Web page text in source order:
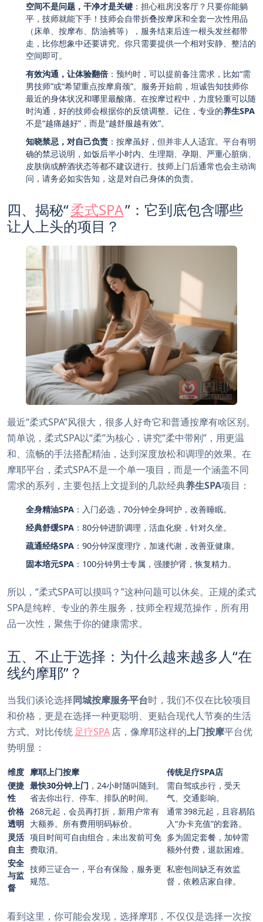
空间不是问题，干净才是关键 ：担心租房没客厅？只要你能躺
平，技师就能下手！技师会自带折叠按摩床和全套一次性用品
（床单、按摩布、防油裤等），服务结束后连一根头发丝都带
走，比你想象中还要讲究。你只需要提供一个相对安静、整洁的
空间即可。
有效沟通，让体验翻倍：预约时，可以提前备注需求，比如“需
男技师”或“希望重点按摩肩颈”。服务开始前，坦诚告知技师你
最近的身体状况和哪里最酸痛。在按摩过程中，力度轻重可以随
时沟通，好的技师会根据你的反馈调整。记住，专业的养生SPA
不是“越痛越好”，而是“越舒服越有效”。
知晓禁忌，对自己负责 ：按摩虽好，但并非人人适宜。平台有明
确的禁忌说明，如饭后半小时内、生理期、孕期、严重心脏病、
皮肤病或醉酒状态等都不建议进行。技师上门后通常也会主动询
问，请务必如实告知，这是对自己身体的负责。
四、揭秘“柔式SPA”：它到底包含哪些
让人上头的项目？
最近“柔式SPA”风很大，很多人好奇它和普通按摩有啥区别。
简单说，柔式SPA以“柔”为核心，讲究“柔中带刚”，用更温
和、流畅的手法搭配精油，达到深度放松和调理的效果。在
摩耶平台，柔式SPA不是一个单一项目，而是一个涵盖不同
需求的系列，主要包括上文提到的几款经典养生SPA项目：
全身精油SPA ：入门必选，70分钟全身呵护，改善睡眠。
经典舒缓SPA ：80分钟进阶调理，活血化瘀，针对久坐。
疏通经络SPA ：90分钟深度理疗，加速代谢，改善亚健康。
固本培元SPA ：100分钟男士专属，强腰护肾，恢复精力。
所以，“柔式SPA可以摸吗？”这种问题可以休矣。正规的柔式
SPA是纯粹、专业的养生服务，技师全程规范操作，所有用
品一次性，聚焦于你的健康需求。
五、不止于选择：为什么越来越多人“在
线约摩耶”？
当我们谈论选择同城按摩服务平台时，我们不仅在比较项目
和价格，更是在选择一种更聪明、更贴合现代人节奏的生活
方式。对比传统足疗SPA店，像摩耶这样的上门按摩平台优
势明显：
维度 摩耶上门按摩
传统足疗SPA店
便捷
性
最快30分钟上门 ，24小时随叫随到。
省去你出行、停车、排队的时间。
需自驾或步行，受天
气、交通影响。
价格
透明
268元起，会员再打折，新用户常有
大额券。所有费用明码标价。
通常398元起，且容易陷
入“办卡充值”的套路。
灵活
自主
项目时间可自由组合，未出发前可免
费取消。
多为固定套餐，加钟需
额外付费，退款困难。
安全
与监
督
技师三证合一，平台有保险，服务更
规范。
私密包间缺乏有效监
督，依赖店家自律。
看到这里，你可能会发现，选择摩耶，不仅仅是选择一次按